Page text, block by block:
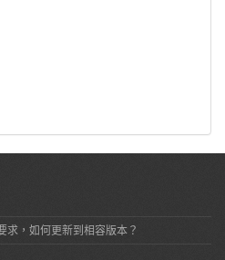
求，如何更新到相容版本？